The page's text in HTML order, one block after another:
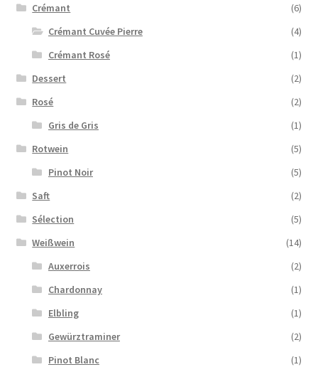
Crémant
(6)
Crémant Cuvée Pierre
(4)
Crémant Rosé
(1)
Dessert
(2)
Rosé
(2)
Gris de Gris
(1)
Rotwein
(5)
Pinot Noir
(5)
Saft
(2)
Sélection
(5)
Weißwein
(14)
Auxerrois
(2)
Chardonnay
(1)
Elbling
(1)
Gewürztraminer
(2)
Pinot Blanc
(1)